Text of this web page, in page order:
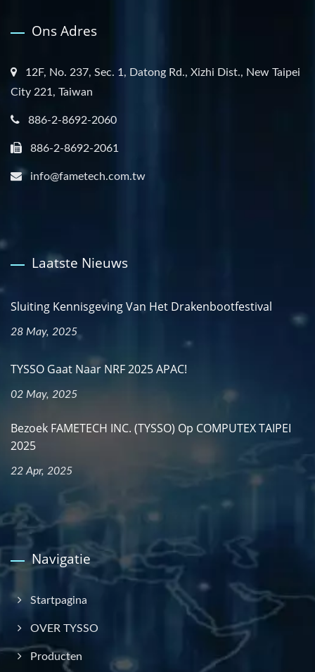
Ons Adres
12F, No. 237, Sec. 1, Datong Rd., Xizhi Dist., New Taipei
City 221, Taiwan
886-2-8692-2060
886-2-8692-2061
info@fametech.com.tw
Laatste Nieuws
Sluiting Kennisgeving Van Het Drakenbootfestival
28 May, 2025
TYSSO Gaat Naar NRF 2025 APAC!
02 May, 2025
Bezoek FAMETECH INC. (TYSSO) Op COMPUTEX TAIPEI
2025
22 Apr, 2025
Navigatie
Startpagina
OVER TYSSO
Producten